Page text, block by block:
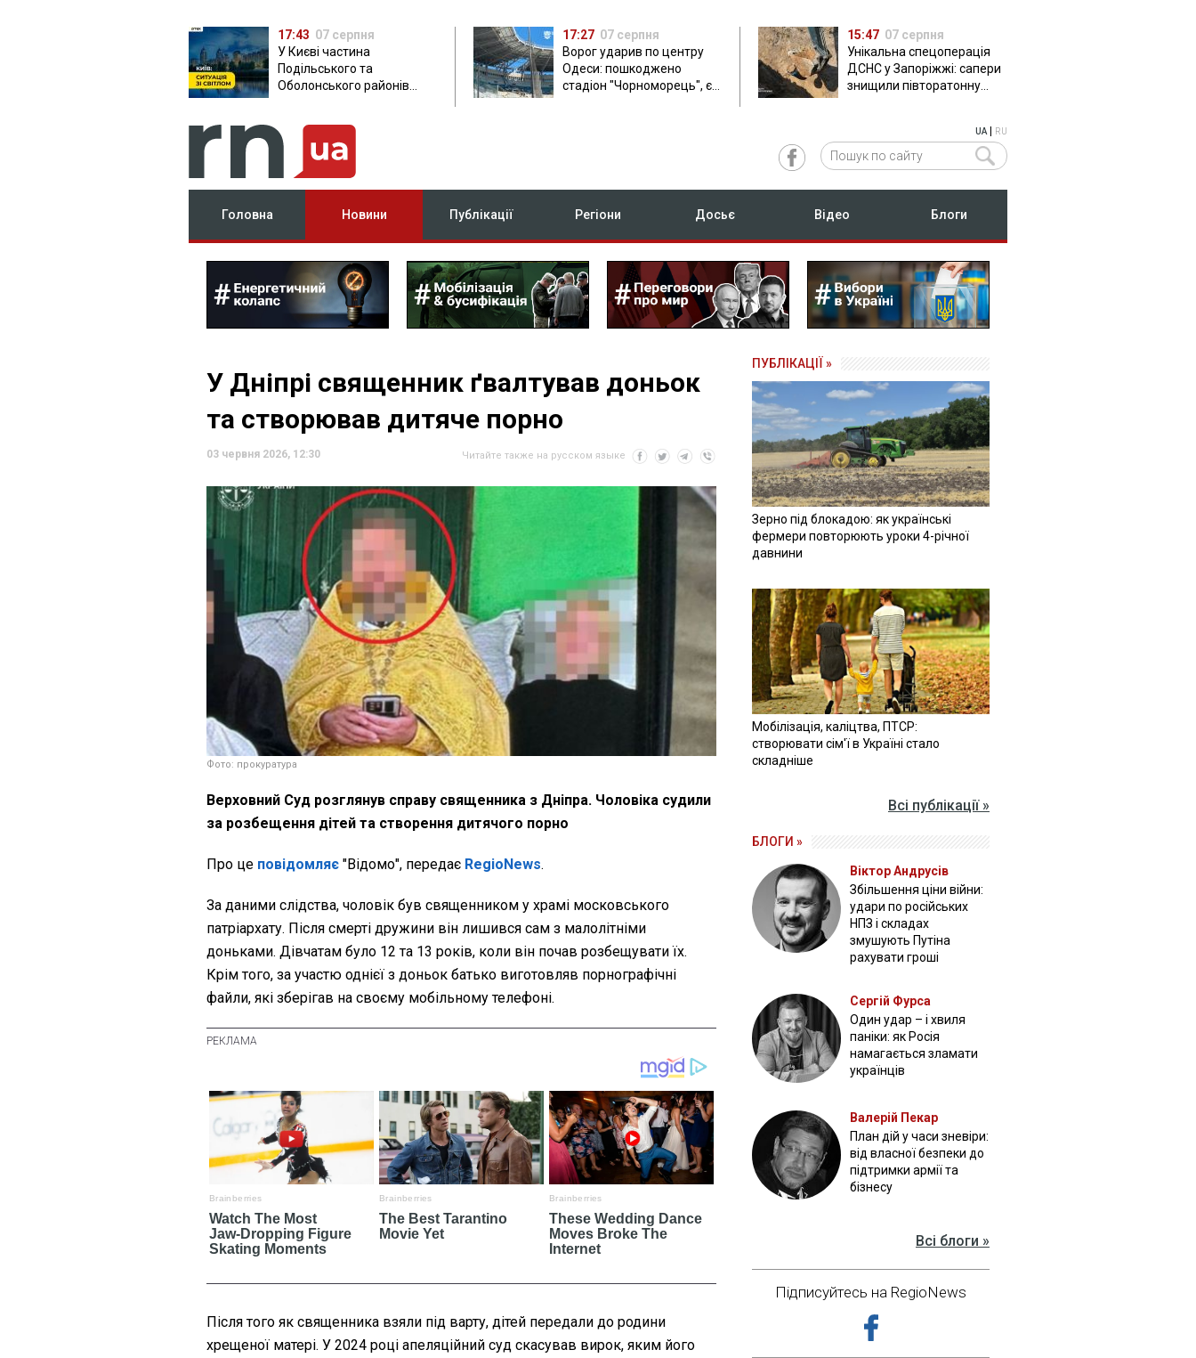
17:43 07 серпня
У Києві частина
Подільського та
Оболонського районів
17:27 07 серпня
Ворог ударив по центру
Одеси: пошкоджено
стадіон "Чорноморець", є
15:47 07 серпня
Унікальна спецоперація
ДСНС у Запоріжжі: сапери
знищили півторатонну
UA| RU
Головна Новини Публікації Регіони Досьє Відео Блоги
У Дніпрі священник ґвалтував доньок
та створював дитяче порно
03 червня 2026, 12:30 Читайте также на русском языке
Фото: прокуратура
Верховний Суд розглянув справу священника з Дніпра. Чоловіка судили
за розбещення дітей та створення дитячого порно
Про це повідомляє "Відомо", передає RegioNews.
За даними слідства, чоловік був священником у храмі московського
патріархату. Після смерті дружини він лишився сам з малолітніми
доньками. Дівчатам було 12 та 13 років, коли він почав розбещувати їх.
Крім того, за участю однієї з доньок батько виготовляв порнографічні
файли, які зберігав на своєму мобільному телефоні.
Після того як священника взяли під варту, дітей передали до родини
хрещеної матері. У 2024 році апеляційний суд скасував вирок, яким його
ПУБЛІКАЦІЇ »
Зерно під блокадою: як українські
фермери повторюють уроки 4-річної
давнини
Мобілізація, каліцтва, ПТСР:
створювати сім'ї в Україні стало
складніше
Всі публікації »
БЛОГИ »
Віктор Андрусів
Збільшення ціни війни:
удари по російських
НПЗ і складах
змушують Путіна
рахувати гроші
Сергій Фурса
Один удар – і хвиля
паніки: як Росія
намагається зламати
українців
Валерій Пекар
План дій у часи зневіри:
від власної безпеки до
підтримки армії та
бізнесу
Всі блоги »
Підписуйтесь на RegioNews